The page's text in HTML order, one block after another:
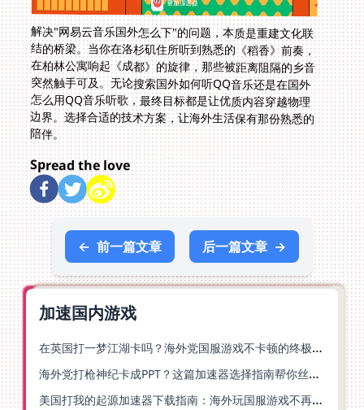
解决"网易云音乐国外怎么下"的问题，本质是重建文化联
结的桥梁。当你在洛杉矶住所听到熟悉的《稻香》前奏，
在柏林公寓响起《成都》的旋律，那些被距离阻隔的乡音
突然触手可及。无论搜索国外如何听QQ音乐还是在国外
怎么用QQ音乐听歌，最终目标都是让优质内容穿越物理
边界。选择合适的技术方案，让海外生活保有那份熟悉的
陪伴。
Spread the love
← 前一篇文章 后一篇文章 →
加速国内游戏
在英国打一梦江湖卡吗？海外党国服游戏不卡顿的终极解法
海外党打枪神纪卡成PPT？这篇加速器选择指南帮你丝滑上分
美国打我的起源加速器下载指南：海外玩国服游戏不再卡的终极方案